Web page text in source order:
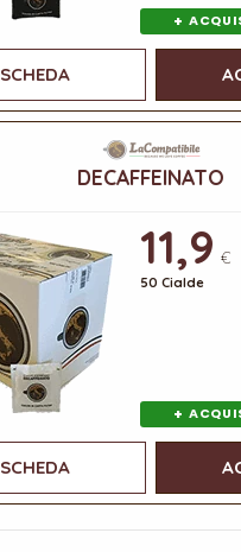
+
SCHEDA
DECAFFEINATO
11,9 €
50 Cialde
+
SCHEDA